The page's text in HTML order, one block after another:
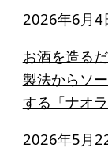
組織
事業内容
年間スケ
個人情報
2026年6月4
お酒を造る
製法からソ
する「ナオ
2026年5月